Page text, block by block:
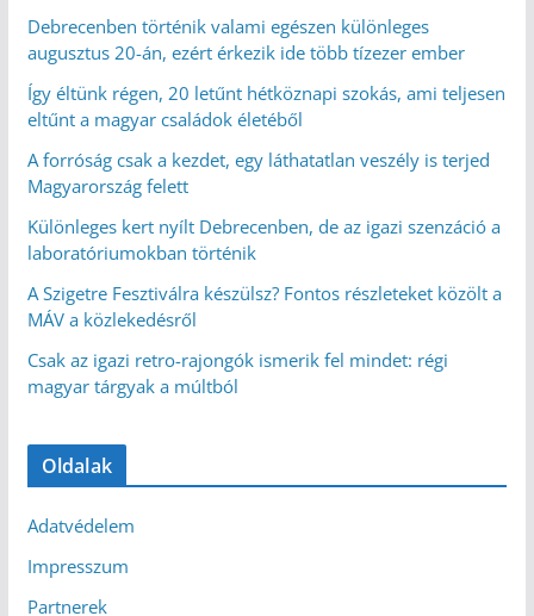
Debrecenben történik valami egészen különleges
augusztus 20-án, ezért érkezik ide több tízezer ember
Így éltünk régen, 20 letűnt hétköznapi szokás, ami teljesen
eltűnt a magyar családok életéből
A forróság csak a kezdet, egy láthatatlan veszély is terjed
Magyarország felett
Különleges kert nyílt Debrecenben, de az igazi szenzáció a
laboratóriumokban történik
A Szigetre Fesztiválra készülsz? Fontos részleteket közölt a
MÁV a közlekedésről
Csak az igazi retro-rajongók ismerik fel mindet: régi
magyar tárgyak a múltból
Oldalak
Adatvédelem
Impresszum
Partnerek